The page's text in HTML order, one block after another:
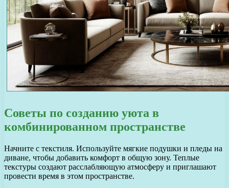
Советы по созданию уюта в
комбинированном пространстве
Начните с текстиля. Используйте мягкие подушки и пледы на
диване, чтобы добавить комфорт в общую зону. Теплые
текстуры создают расслабляющую атмосферу и приглашают
провести время в этом пространстве.